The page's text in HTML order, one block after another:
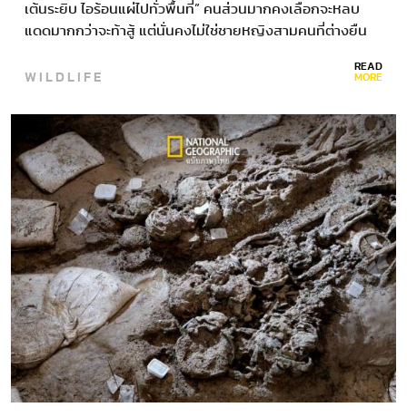
เต้นระยิบ ไอร้อนแผ่ไปทั่วพื้นที่” คนส่วนมากคงเลือกจะหลบ
แดดมากกว่าจะท้าสู้ แต่นั่นคงไม่ใช่ชายหญิงสามคนที่ต่างยืน
ปากแม่น้ำประแส…
WILDLIFE READ
MORE